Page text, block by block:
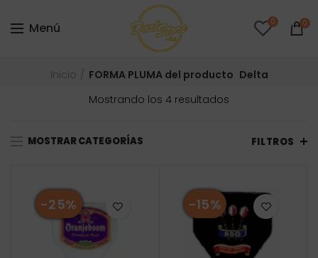
Menú 0 0
Inicio FORMA PLUMA del producto Delta
Mostrando los 4 resultados
MOSTRAR CATEGORÍAS FILTROS
-25% -15%